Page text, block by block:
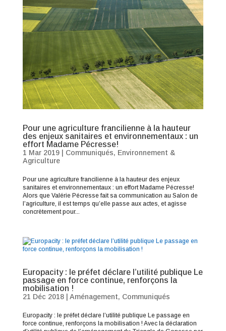
Pour une agriculture francilienne à la hauteur
des enjeux sanitaires et environnementaux : un
effort Madame Pécresse!
1 Mar 2019| Communiqués, Environnement &
Agriculture
Pour une agriculture francilienne à la hauteur des enjeux
sanitaires et environnementaux : un effort Madame Pécresse!
Alors que Valérie Pécresse fait sa communication au Salon de
l’agriculture, il est temps qu’elle passe aux actes, et agisse
concrètement pour...
Europacity : le préfet déclare l’utilité publique Le
passage en force continue, renforçons la
mobilisation !
21 Déc 2018| Aménagement, Communiqués
Europacity : le préfet déclare l’utilité publique Le passage en
force continue, renforçons la mobilisation ! Avec la déclaration